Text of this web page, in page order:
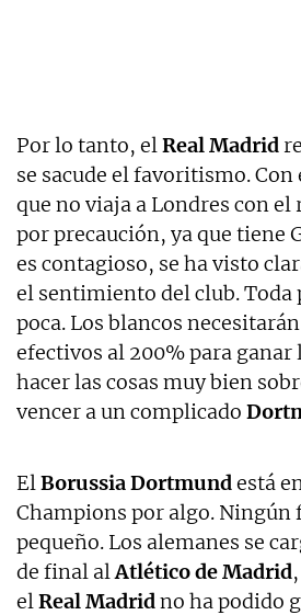
Por lo tanto, elReal Madrid
se sacude el favoritismo. Con
que no viaja a Londres con el
por precaución, ya que tiene
es contagioso, se ha visto
el sentimiento del club. Toda
poca. Los blancos
efectivos al 200% para ganar
hacer las cosas muy bien
vencer a un complicado
ElBorussia Dortmundestá
Champions por algo.
pequeño. Los alemanes se
de final alAtlético de Madrid
elReal Madridno ha podido